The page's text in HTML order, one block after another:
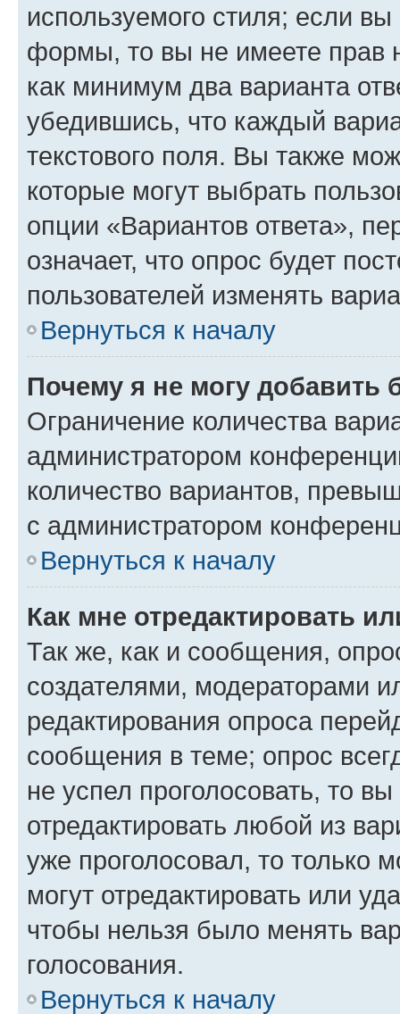
используемого стиля; если
формы, то вы не имеете прав
как минимум два варианта
убедившись, что каждый
текстового поля. Вы также
которые могут выбрать
опции «Вариантов ответа»,
означает, что опрос будет
пользователей изменять
Вернуться к началу
Почему я не могу добавить
Ограничение количества
администратором
количество вариантов,
с администратором
Вернуться к началу
Как мне отредактировать
Так же, как и сообщения,
создателями, модераторами
редактирования опроса
сообщения в теме; опрос
не успел проголосовать, то
отредактировать любой из
уже проголосовал, то только
могут отредактировать или
чтобы нельзя было менять
голосования.
Вернуться к началу